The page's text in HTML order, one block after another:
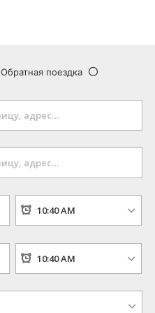
Обратная поездка